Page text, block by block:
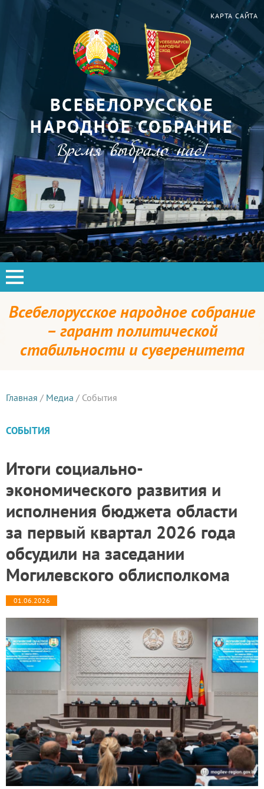
КАРТА САЙТА
ВСЕБЕЛОРУССКОЕ
НАРОДНОЕ СОБРАНИЕ
Время выбрало нас!
Всебелорусское народное собрание
– гарант политической
стабильности и суверенитета
Главная / Медиа / События
СОБЫТИЯ
Итоги социально-
экономического развития и
исполнения бюджета области
за первый квартал 2026 года
обсудили на заседании
Могилевского облисполкома
01.06.2026